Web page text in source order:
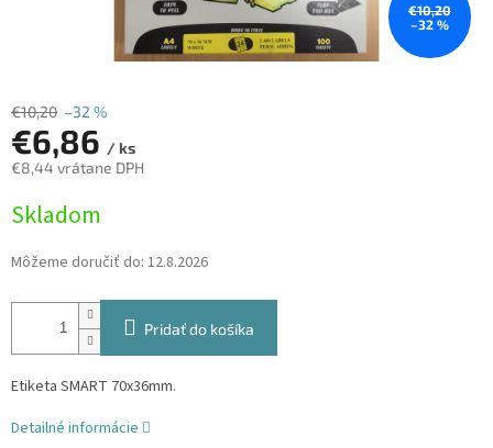
€10,20
–32 %
€10,20 –32 %
€6,86 / ks
€8,44 vrátane DPH
cena:
Skladom
Môžeme doručiť do: 12.8.2026
Pridať do košíka
Etiketa SMART 70x36mm.
Detailné informácie